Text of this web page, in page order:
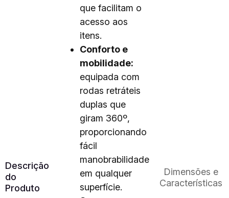
Descrição
do
Produto
que facilitam o
acesso aos
itens.
Conforto e
mobilidade:
equipada com
rodas retráteis
duplas que
giram 360º,
proporcionando
fácil
manobrabilidade
em qualquer
superfície.
Dimensões e
Características